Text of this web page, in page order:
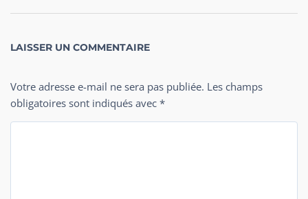
LAISSER UN COMMENTAIRE
Votre adresse e-mail ne sera pas publiée. Les champs
obligatoires sont indiqués avec *